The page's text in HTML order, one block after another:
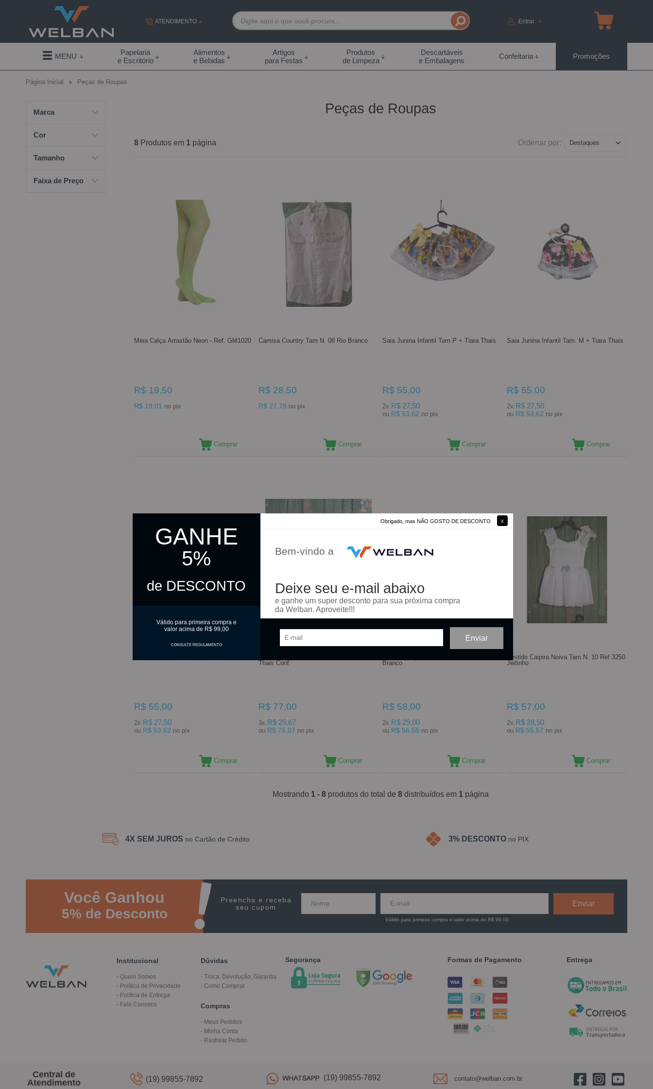
Obrigado, mas NÃO GOSTO DE DESCONTO
GANHE
5%
de DESCONTO
Válido para primeira compra e
valor acima de R$ 99,00
CONSULTE REGULAMENTO
Bem-vindo a
Deixe seu e-mail abaixo
e ganhe um super desconto para sua próxima compra
da Welban. Aproveite!!!
ATENDIMENTO
(19) 99855-7892
(19) 99855-7892
contato@welban.com.br
Segunda à sexta - 08:30h às 18:00h Sábados -
09:00h às 14:00h
Entrar
MENU
Papelaria
e Escritório
Alimentos
e Bebidas
Artigos
para Festas
Produtos
de Limpeza
Descartáveis
e Embalagens
Confeitaria Promoções
Página Inicial Peças de Roupas
Marca
Cor
Tamanho
Faixa de Preço
Peças de Roupas
8 Produtos em 1 página Ordenar por:
Meia Calça Arrastão Neon - Ref. GM1020
R$ 19,50
R$ 19,01 no pix
Comprar
Camisa Country Tam N. 08 Rio Branco
R$ 28,50
R$ 27,79 no pix
Comprar
Saia Junina Infantil Tam P + Tiara Thais
R$ 55,00
2x R$ 27,50
ou R$ 53,62 no pix
Comprar
Saia Junina Infantil Tam. M + Tiara Thais
R$ 55,00
2x R$ 27,50
ou R$ 53,62 no pix
Comprar
R$ 55,00
2x R$ 27,50
ou R$ 53,62 no pix
Comprar
Thais Conf
R$ 77,00
3x R$ 25,67
ou R$ 75,07 no pix
Comprar
Branco
R$ 58,00
2x R$ 29,00
ou R$ 56,55 no pix
Comprar
Vestido Caipira Noiva Tam N. 10 Ref 3250
Jeitinho
R$ 57,00
2x R$ 28,50
ou R$ 55,57 no pix
Comprar
Mostrando1 - 8produtos do total de8distribuídos em1página
4X SEM JUROS no Cartão de Crédito 3% DESCONTO no PIX
VocêGanhou
5%de Desconto
Preencha e receba
seu cupom
Válido para primeira compra e valor acima de R$ 99,00
Institucional
Quem Somos
Política de Privacidade
Política de Entrega
Fale Conosco
Dúvidas
Troca, Devolução, Garantia
Como Comprar
Compras
Meus Pedidos
Minha Conta
Rastrear Pedido
Segurança Formas de Pagamento Entrega
Central de
Atendimento
(19) 99855-7892 (19) 99855-7892 contato@welban.com.br